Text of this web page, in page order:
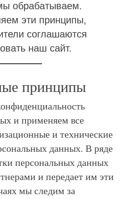
обрабатываем.
эти принципы,
соглашаются
наш сайт.
принципы
и применяем все
и технические
данных. В ряде
персональных данных
и передает им эти
мы следим за